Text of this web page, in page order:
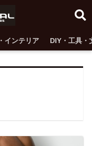
インテリア DIY・工具・